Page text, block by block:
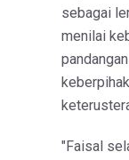
sebagai
menilai
"Faisal